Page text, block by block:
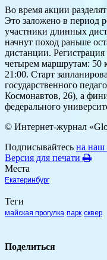
Во время акции
Это заложено в период
участники длинных
начнут поход раньше
дистанции.
четырем маршрутам: 50
21:00. Старт
государственного
Космонавтов, 26), а
федерального
© Интернет-журнал
Подписывайтесь на
Версия для печати
Места
Екатеринбург
Теги
майская прогулка парк сквер
Поделиться